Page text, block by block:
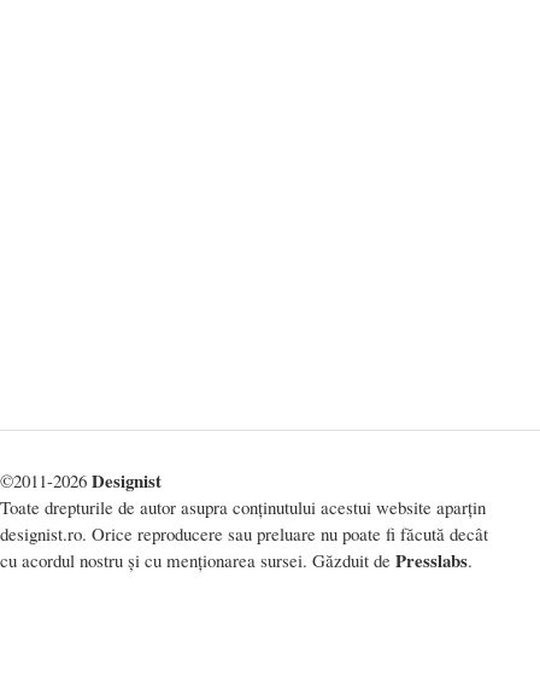
©2011-2026 Designist
Toate drepturile de autor asupra conținutului acestui website aparțin
designist.ro. Orice reproducere sau preluare nu poate fi făcută decât
cu acordul nostru și cu menționarea sursei. Găzduit de Presslabs.